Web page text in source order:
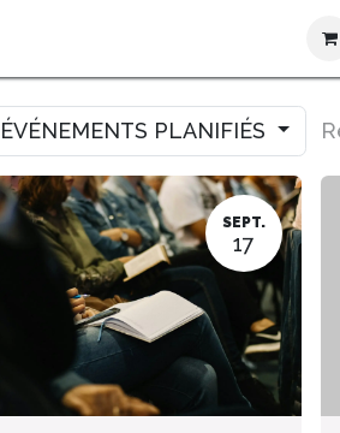
ÉVÉNEMENTS PLANIFIÉS
SEPT.
17